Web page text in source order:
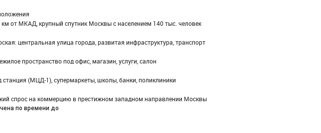
от МКАД, крупный спутник Москвы с населением 140 тыс. человек
центральная улица города, развитая инфраструктура, транспорт
пространство под офис, магазин, услуги, салон
(МЦД-1), супермаркеты, школы, банки, поликлиники
спрос на коммерцию в престижном западном направлении Москвы
по времени до